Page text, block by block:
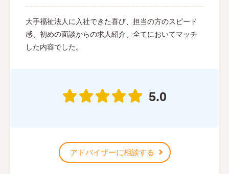
大手福祉法人に入社できた喜び、担当の方のスピード
感、初めの面談からの求人紹介、全てにおいてマッチ
した内容でした。
5.0
アドバイザーに相談する